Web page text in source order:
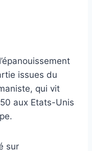
issues du
qui vit
aux Etats-Unis
sur